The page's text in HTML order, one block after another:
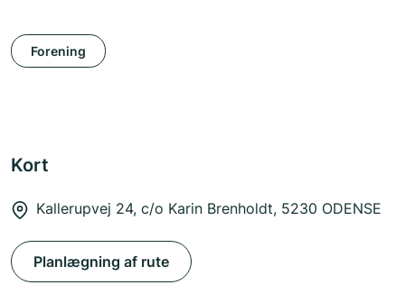
Forening
Kort
Kallerupvej 24, c/o Karin Brenholdt, 5230 ODENSE
Planlægning af rute